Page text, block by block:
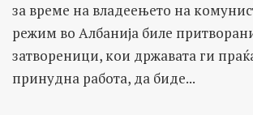
за време на владеењето на
режим во Албанија биле
затвореници, кои државата ги
принудна работа, да биде...